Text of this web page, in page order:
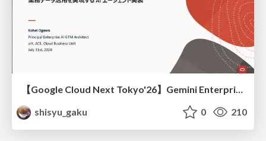
【Google Cloud Next Tokyo'26】Gemini Enterprise と Oracle AI Database で実現する、 業務データ活用を実現する AI エージェント実装
shisyu_gaku
0 210